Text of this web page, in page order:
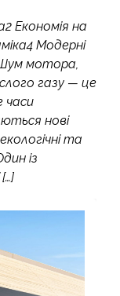
Економія на
Модерні
Шум мотора,
газу — це
часи
нові
та
із